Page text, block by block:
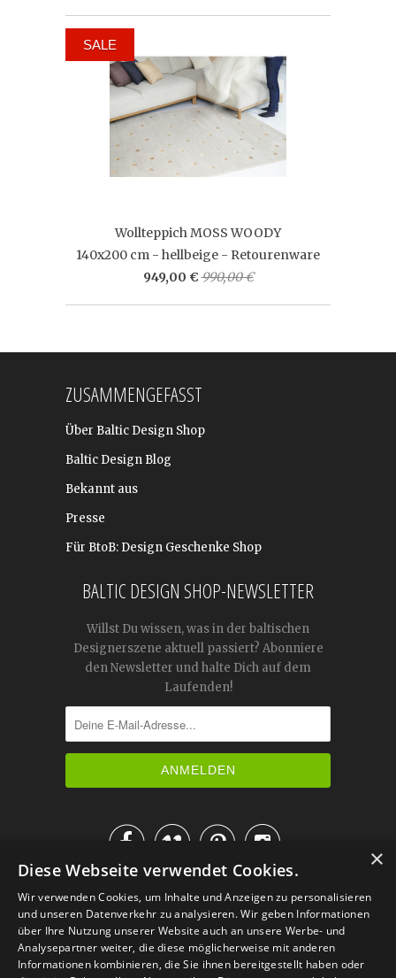
Wollteppich MOSS WOODY
140x200 cm - hellbeige - Retourenware
949,00 €990,00 €
SALE
ZUSAMMENGEFASST
Über Baltic Design Shop
Baltic Design Blog
Bekannt aus
Presse
Für BtoB: Design Geschenke Shop
BALTIC DESIGN SHOP-NEWSLETTER
Willst Du wissen, was in der baltischen
Designerszene aktuell passiert? Abonniere
den Newsletter und halte Dich auf dem
Laufenden!

IM KATALOG BLÄTTERN
×
Diese Webseite verwendet Cookies.
Wir verwenden Cookies, um Inhalte und Anzeigen zu personalisieren
und unseren Datenverkehr zu analysieren. Wir geben Informationen
über Ihre Nutzung unserer Website auch an unsere Werbe- und
Analysepartner weiter, die diese möglicherweise mit anderen
Informationen kombinieren, die Sie ihnen bereitgestellt haben oder